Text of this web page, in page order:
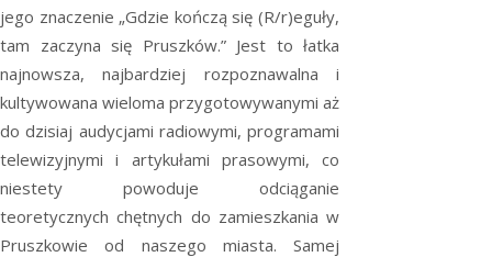
jego znaczenie „Gdzie kończą się (R/r)eguły,
tam zaczyna się Pruszków.” Jest to łatka
najnowsza, najbardziej rozpoznawalna i
kultywowana wieloma przygotowywanymi aż
do dzisiaj audycjami radiowymi, programami
telewizyjnymi i artykułami prasowymi, co
niestety powoduje odciąganie
teoretycznych chętnych do zamieszkania w
Pruszkowie od naszego miasta. Samej